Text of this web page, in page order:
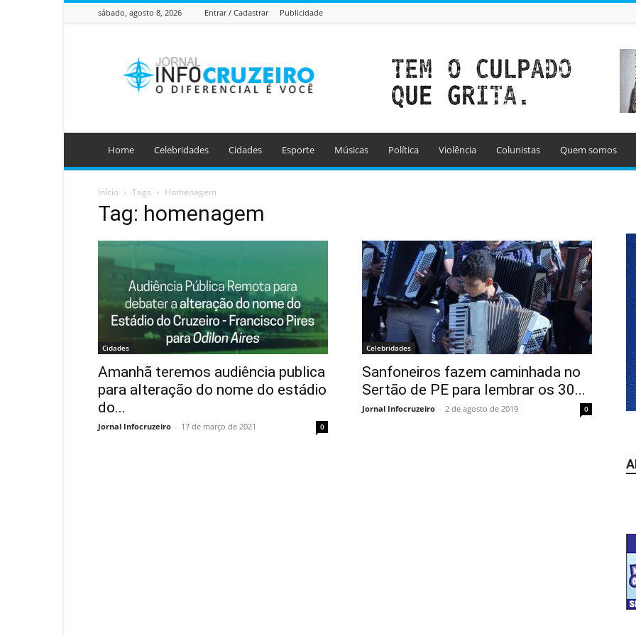
sábado, agosto 8, 2026 Entrar / Cadastrar Publicidade
Info
Cruzeiro
Home Celebridades Cidades Esporte Músicas Política Violência Colunistas Quem somos
Início Tags Homenagem
Tag: homenagem
Cidades
Amanhã teremos audiência publica
para alteração do nome do estádio
do...
Jornal Infocruzeiro - 17 de março de 2021 0
Celebridades
Sanfoneiros fazem caminhada no
Sertão de PE para lembrar os 30...
Jornal Infocruzeiro - 2 de agosto de 2019 0